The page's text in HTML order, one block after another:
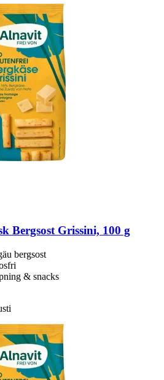
Bergsost Grissini, 100 g
bergsost
& snacks